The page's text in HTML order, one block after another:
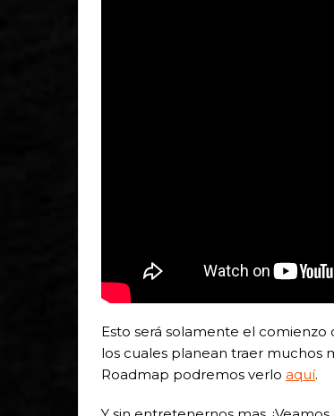
Esto será solamente el comienzo
los cuales planean traer muchos
Roadmap podremos verlo aquí.